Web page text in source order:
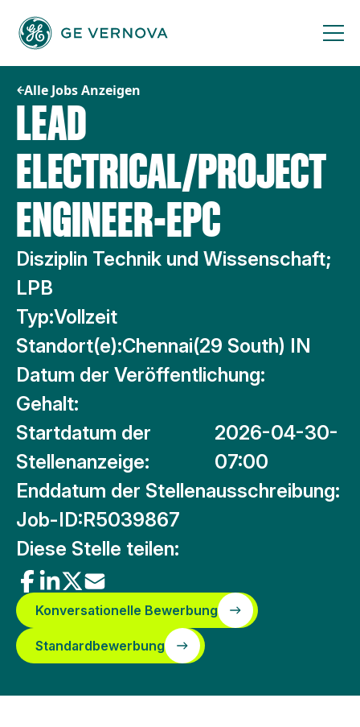
Inhalt
springen
Alle Jobs Anzeigen
LEAD
ELECTRICAL/PROJECT
ENGINEER-EPC
Disziplin Technik und Wissenschaft;
LPB
Typ:Vollzeit
Standort(e):Chennai(29 South) IN
Datum der Veröffentlichung:
Gehalt:
Startdatum der
Stellenanzeige:
2026-04-30-
07:00
Enddatum der Stellenausschreibung:
Job-ID:R5039867
Diese Stelle teilen:
Konversationelle Bewerbung
Standardbewerbung